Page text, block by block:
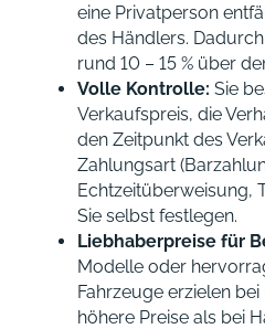
eine Privatperson
des Händlers.
rund 10 – 15 % über
Volle Kontrolle: Sie
Verkaufspreis, die
den Zeitpunkt des
Zahlungsart
Echtzeitüberweisung,
Sie selbst festlegen.
Liebhaberpreise für
Modelle oder
Fahrzeuge erzielen
höhere Preise als bei